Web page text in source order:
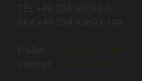
TEL +49 234 93693-0
FAX +49 234 93693-199
E-Mail:
info(at)visus.com
Internet:
www.visus.com